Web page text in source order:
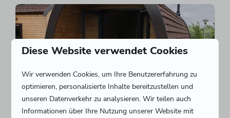
Diese Website verwendet Cookies
Wir verwenden Cookies, um Ihre Benutzererfahrung zu
optimieren, personalisierte Inhalte bereitzustellen und
unseren Datenverkehr zu analysieren. Wir teilen auch
Informationen über Ihre Nutzung unserer Website mit